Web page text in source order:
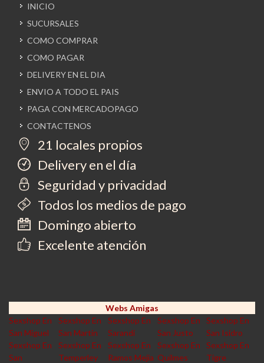
INICIO
SUCURSALES
COMO COMPRAR
COMO PAGAR
DELIVERY EN EL DIA
ENVIO A TODO EL PAIS
PAGA CON MERCADOPAGO
CONTACTENOS
21 locales propios
Delivery en el día
Seguridad y privacidad
Todos los medios de pago
Domingo abierto
Excelente atención
Webs Amigas
Sexshop En
San Miguel
Sexshop En
San Martin
Sexshop En
Sarandi
Sexshop En
San Justo
Sexshop En
San Isidro
Sexshop En
San
Sexshop En
Temperley
Sexshop En
Ramos Mejia
Sexshop En
Quilmes
Sexshop En
Tigre